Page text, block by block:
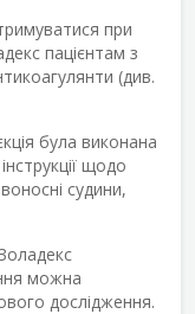
при
пацієнтам з
(див.
була виконана
щодо
судини,
можна
дослідження.